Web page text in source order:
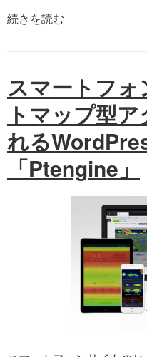
続きを読む
スマートフ
トマップ型
れる
「Ptengine」